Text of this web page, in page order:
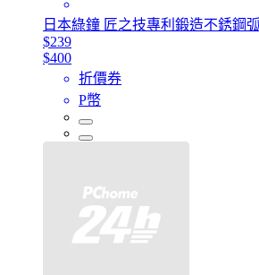
日本綠鐘 匠之技專利鍛造不銹鋼
$239
$400
折價券
P幣